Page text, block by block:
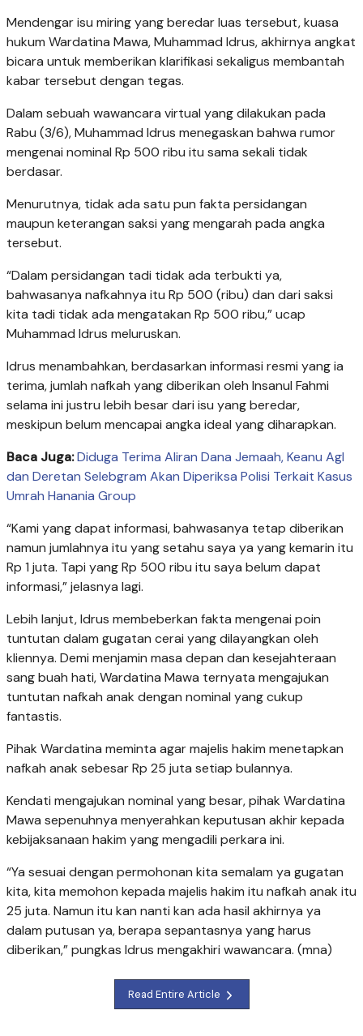
Mendengar isu miring yang beredar luas tersebut, kuasa
hukum Wardatina Mawa, Muhammad Idrus, akhirnya angkat
bicara untuk memberikan klarifikasi sekaligus membantah
kabar tersebut dengan tegas.
Dalam sebuah wawancara virtual yang dilakukan pada
Rabu (3/6), Muhammad Idrus menegaskan bahwa rumor
mengenai nominal Rp 500 ribu itu sama sekali tidak
berdasar.
Menurutnya, tidak ada satu pun fakta persidangan
maupun keterangan saksi yang mengarah pada angka
tersebut.
“Dalam persidangan tadi tidak ada terbukti ya,
bahwasanya nafkahnya itu Rp 500 (ribu) dan dari saksi
kita tadi tidak ada mengatakan Rp 500 ribu,” ucap
Muhammad Idrus meluruskan.
Idrus menambahkan, berdasarkan informasi resmi yang ia
terima, jumlah nafkah yang diberikan oleh Insanul Fahmi
selama ini justru lebih besar dari isu yang beredar,
meskipun belum mencapai angka ideal yang diharapkan.
Baca Juga:Diduga Terima Aliran Dana Jemaah, Keanu Agl
dan Deretan Selebgram Akan Diperiksa Polisi Terkait Kasus
Umrah Hanania Group
“Kami yang dapat informasi, bahwasanya tetap diberikan
namun jumlahnya itu yang setahu saya ya yang kemarin itu
Rp 1 juta. Tapi yang Rp 500 ribu itu saya belum dapat
informasi,” jelasnya lagi.
Lebih lanjut, Idrus membeberkan fakta mengenai poin
tuntutan dalam gugatan cerai yang dilayangkan oleh
kliennya. Demi menjamin masa depan dan kesejahteraan
sang buah hati, Wardatina Mawa ternyata mengajukan
tuntutan nafkah anak dengan nominal yang cukup
fantastis.
Pihak Wardatina meminta agar majelis hakim menetapkan
nafkah anak sebesar Rp 25 juta setiap bulannya.
Kendati mengajukan nominal yang besar, pihak Wardatina
Mawa sepenuhnya menyerahkan keputusan akhir kepada
kebijaksanaan hakim yang mengadili perkara ini.
“Ya sesuai dengan permohonan kita semalam ya gugatan
kita, kita memohon kepada majelis hakim itu nafkah anak itu
25 juta. Namun itu kan nanti kan ada hasil akhirnya ya
dalam putusan ya, berapa sepantasnya yang harus
diberikan,” pungkas Idrus mengakhiri wawancara. (mna)
Read Entire Article